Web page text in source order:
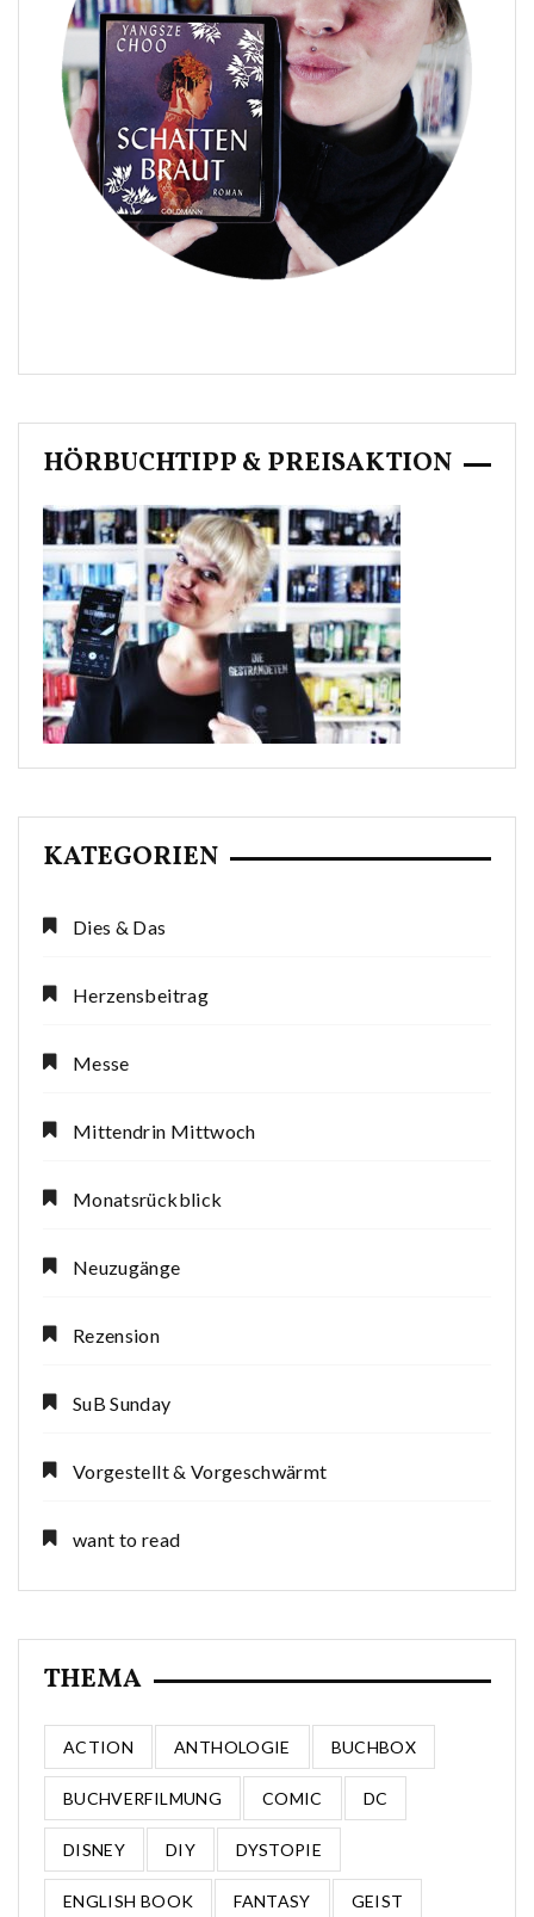
HÖRBUCHTIPP & PREISAKTION
KATEGORIEN
Dies & Das
Herzensbeitrag
Messe
Mittendrin Mittwoch
Monatsrückblick
Neuzugänge
Rezension
SuB Sunday
Vorgestellt & Vorgeschwärmt
want to read
THEMA
ACTION ANTHOLOGIE BUCHBOX
BUCHVERFILMUNG COMIC DC
DISNEY DIY DYSTOPIE
ENGLISH BOOK FANTASY GEIST